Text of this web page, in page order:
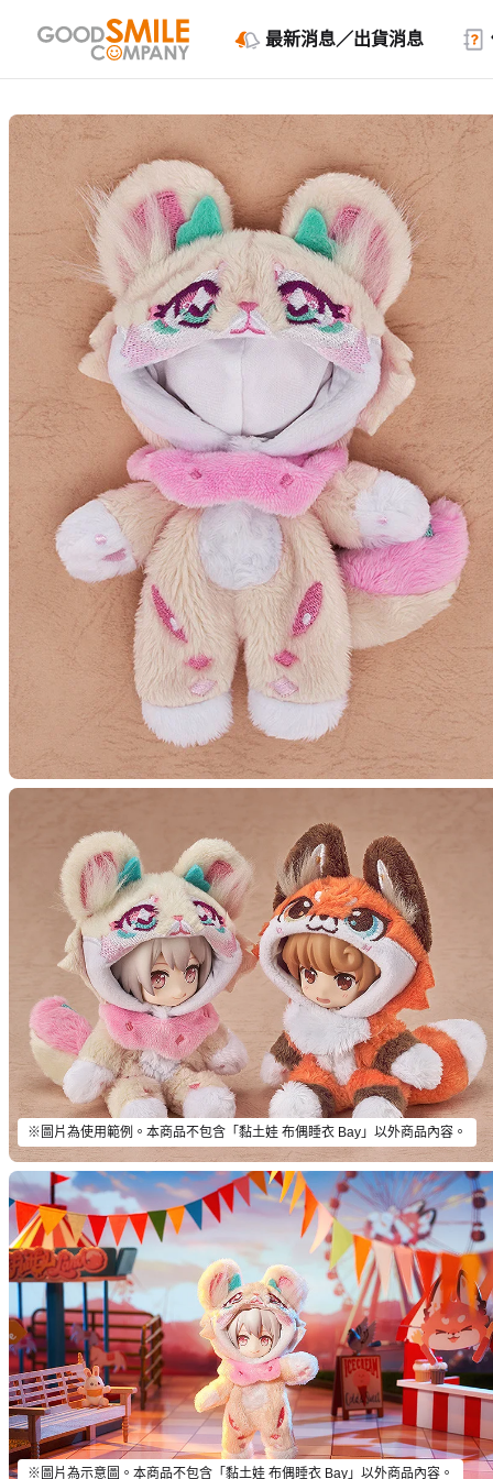
最新消息／出貨消息
※圖片為使用範例。本商品不包含「黏土娃 布偶睡衣 Bay」以外商品內容。
※圖片為示意圖。本商品不包含「黏土娃 布偶睡衣 Bay」以外商品內容。